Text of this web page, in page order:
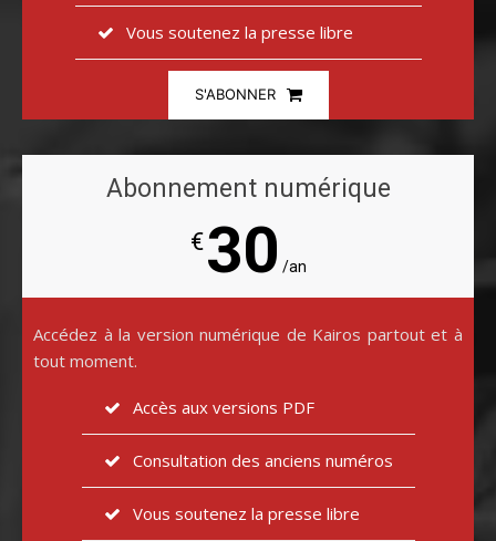
Vous soutenez la presse libre
S'ABONNER
Abonnement numérique
€30 /an
Accédez à la version numérique de Kairos partout et à
tout moment.
Accès aux versions PDF
Consultation des anciens numéros
Vous soutenez la presse libre